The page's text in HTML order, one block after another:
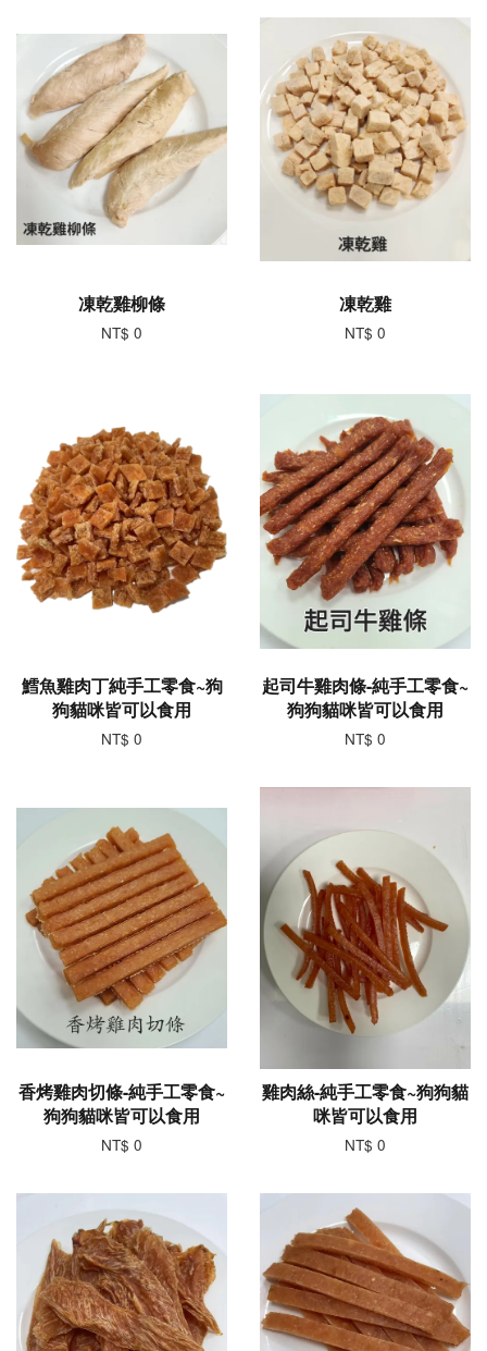
凍乾雞柳條
NT$ 0
凍乾雞
NT$ 0
鱈魚雞肉丁純手工零食~狗
狗貓咪皆可以食用
NT$ 0
起司牛雞肉條-純手工零食~
狗狗貓咪皆可以食用
NT$ 0
香烤雞肉切條-純手工零食~
狗狗貓咪皆可以食用
NT$ 0
雞肉絲-純手工零食~狗狗貓
咪皆可以食用
NT$ 0